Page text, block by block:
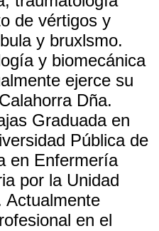
de vértigos y
y bruxlsmo.
y biomecánica
ejerce su
Dña.
Graduada en
Pública de
en Enfermería
por la Unidad
Actualmente
en el